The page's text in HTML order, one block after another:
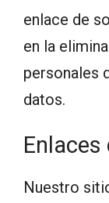
enlace de
en la
personales
datos.
Nuestro